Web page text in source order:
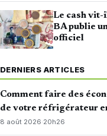
Le cash vit-
BA publie
officiel
DERNIERS ARTICLES
Comment faire des
de votre réfrigérateur
8 août 2026·20h26